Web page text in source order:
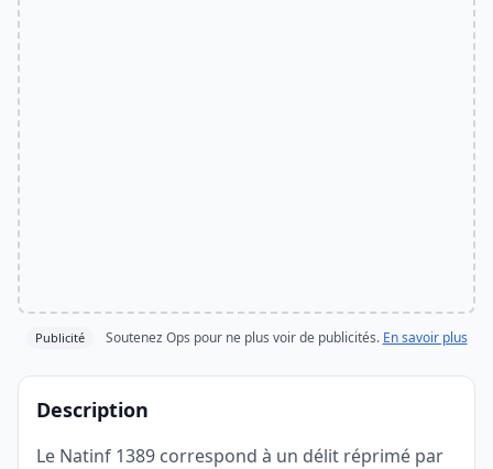
Publicité Soutenez Ops pour ne plus voir de publicités. En savoir plus
Description
Le Natinf 1389 correspond à un délit réprimé par